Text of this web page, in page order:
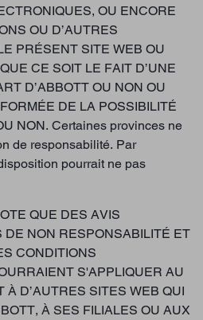
OU ENCORE
OU D’AUTRES
PRÉSENT SITE WEB OU
CE SOIT LE FAIT D’UNE
D’ABBOTT OU NON OU
DE LA POSSIBILITÉ
NON. Certaines provinces ne
de responsabilité. Par
pourrait ne pas
QUE DES AVIS
DE NON RESPONSABILITÉ ET
CONDITIONS
S'APPLIQUER AU
À D’AUTRES SITES WEB QUI
À SES FILIALES OU AUX